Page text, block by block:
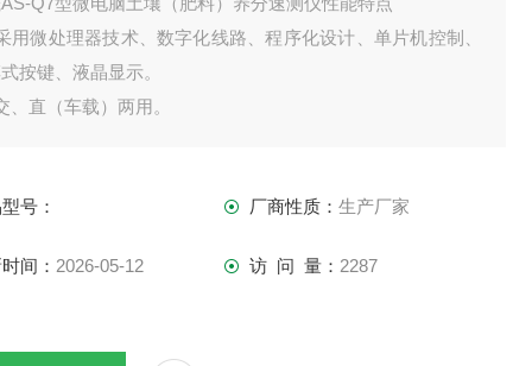
用微处理器技术、数字化线路、程序化设计、单片机控制、
按键、液晶显示。
、直（车载）两用。
盒部分采用双多光路机构设计，避免了不同通道产生的系统
作稳定性优于国家标准JJG179-90指标的6倍，重复性达到光
号： 厂商性质： 生产厂家
间： 2026-05-12 访 问 量： 2287